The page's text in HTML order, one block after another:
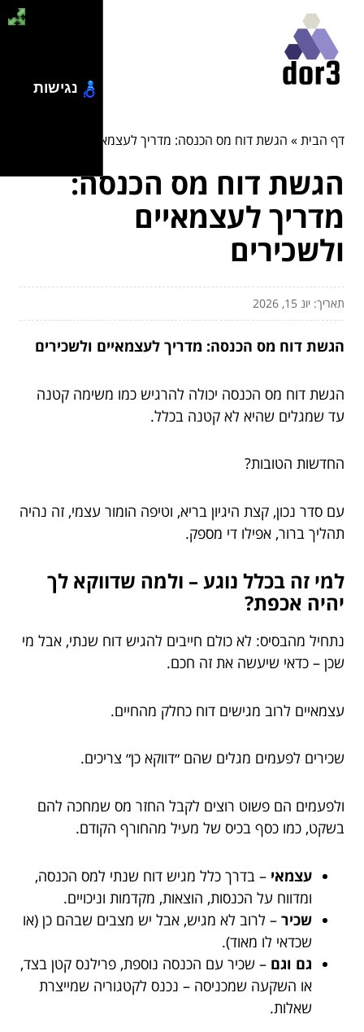
דף הבית» הגשת דוח מס הכנסה: מדריך לעצמאיים ולשכירים
הגשת דוח מס הכנסה:
מדריך לעצמאיים
ולשכירים
תאריך: יונ 15, 2026
הגשת דוח מס הכנסה: מדריך לעצמאיים ולשכירים
הגשת דוח מס הכנסה יכולה להרגיש כמו משימה קטנה
עד שמגלים שהיא לא קטנה בכלל.
החדשות הטובות?
עם סדר נכון, קצת היגיון בריא, וטיפה הומור עצמי, זה נהיה
תהליך ברור, אפילו די מספק.
למי זה בכלל נוגע – ולמה שדווקא לך
יהיה אכפת?
נתחיל מהבסיס: לא כולם חייבים להגיש דוח שנתי, אבל מי
שכן – כדאי שיעשה את זה חכם.
עצמאיים לרוב מגישים דוח כחלק מהחיים.
שכירים לפעמים מגלים שהם ״דווקא כן״ צריכים.
ולפעמים הם פשוט רוצים לקבל החזר מס שמחכה להם
בשקט, כמו כסף בכיס של מעיל מהחורף הקודם.
עצמאי – בדרך כלל מגיש דוח שנתי למס הכנסה,
ומדווח על הכנסות, הוצאות, מקדמות וניכויים.
שכיר – לרוב לא מגיש, אבל יש מצבים שבהם כן (או
שכדאי לו מאוד).
גם וגם – שכיר עם הכנסה נוספת, פרילנס קטן בצד,
או השקעה שמכניסה – נכנס לקטגוריה שמייצרת
שאלות.
נגישות